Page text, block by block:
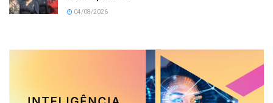
04/08/2026